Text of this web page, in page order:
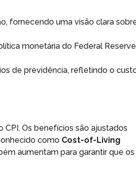
fornecendo uma visão clara
monetária do Federal
de previdência, refletindo o
Os benefícios são ajustados
como Cost-of-Living
aumentam para garantir que os